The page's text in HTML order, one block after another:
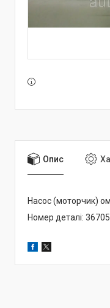
Опис
Насос (моторчик)
Номер деталі: